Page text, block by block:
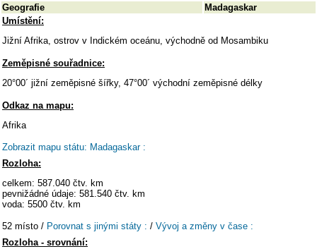
Geografie
Madagaskar
Umístění:
Jižní Afrika, ostrov v Indickém oceánu, východně od Mosambiku
Zeměpisné souřadnice:
20°00´ jižní zeměpisné šířky, 47°00´ východní zeměpisné délky
Odkaz na mapu:
Afrika
Zobrazit mapu státu: Madagaskar :
Rozloha:
celkem: 587.040 čtv. km
pevnižádné údaje: 581.540 čtv. km
voda: 5500 čtv. km
52 místo / Porovnat s jinými státy : / Vývoj a změny v čase :
Rozloha - srovnání: